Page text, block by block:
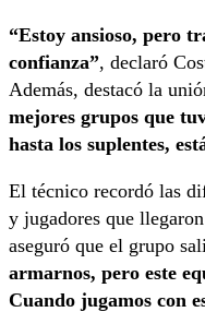
“Estoy ansioso, pero
confianza”, declaró
Además, destacó la
mejores grupos que
hasta los suplentes,
El técnico recordó las
y jugadores que
aseguró que el grupo
armarnos, pero este
Cuando jugamos con